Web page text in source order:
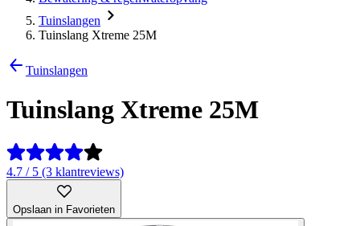
Tuinslangen
Tuinslang Xtreme 25M
Tuinslangen
Tuinslang Xtreme 25M
4.7 / 5 (3 klantreviews)
Opslaan in Favorieten